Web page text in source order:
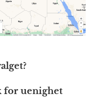
for uenighet